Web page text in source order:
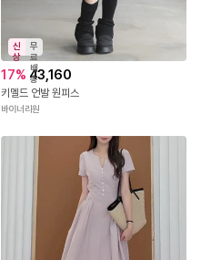
신
상
무
료
배
송
17% 43,160
키멜드 언발 원피스
바이너리원